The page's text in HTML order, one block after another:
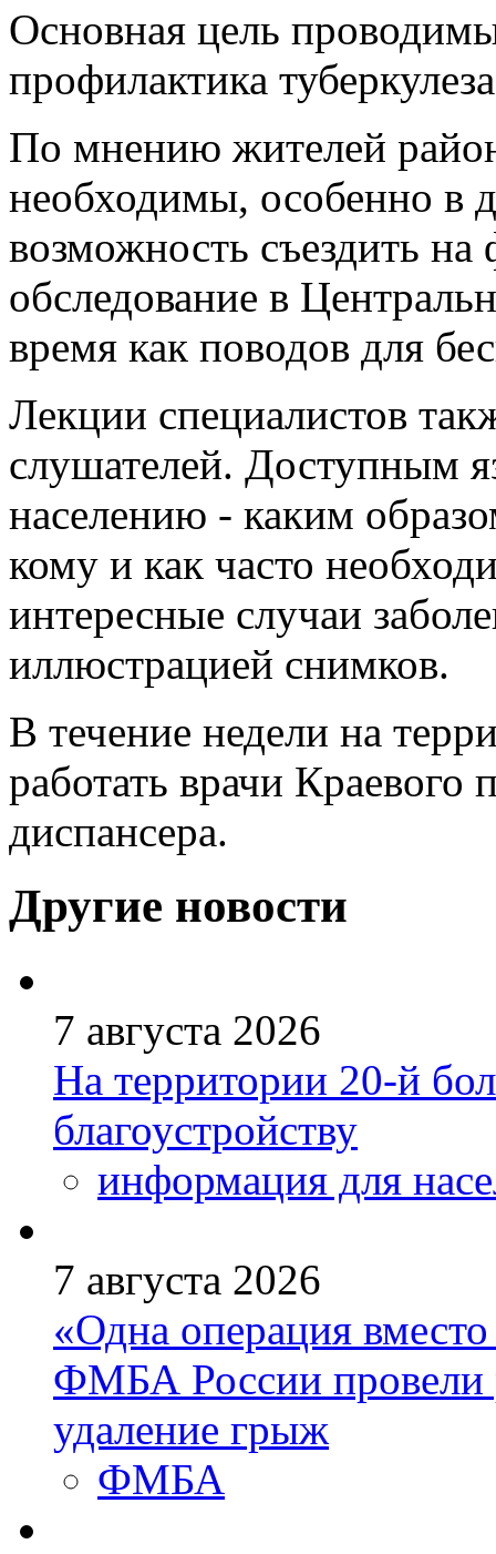
Основная цель
профилактика
По мнению жителей
необходимы, особенно в
возможность съездить
обследование в
время как поводов для
Лекции специалистов
слушателей. Доступным
населению - каким
кому и как часто
интересные случаи
иллюстрацией снимков.
В течение недели на
работать врачи Краевого
диспансера.
Другие новости
7 августа 2026
На территории 20-й
благоустройству
информация для
7 августа 2026
«Одна операция
ФМБА России провели
удаление грыж
ФМБА